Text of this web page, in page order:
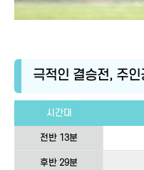
극적인 결승전, 주
시간대
전반 13분
후반 29분